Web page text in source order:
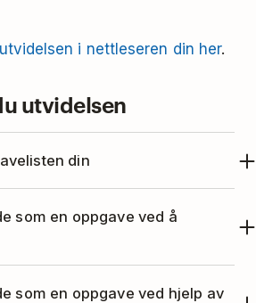
i nettleseren din her.
utvidelsen
din
ikonet på linjen med
som en oppgave ved å
som en oppgave ved hjelp av